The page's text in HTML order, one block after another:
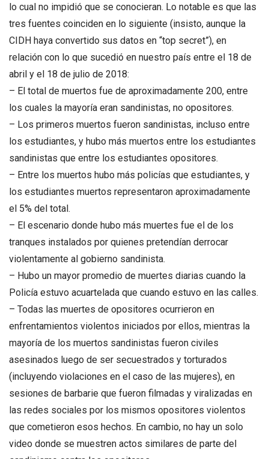
lo cual no impidió que se conocieran. Lo notable es que las
tres fuentes coinciden en lo siguiente (insisto, aunque la
CIDH haya convertido sus datos en “top secret”), en
relación con lo que sucedió en nuestro país entre el 18 de
abril y el 18 de julio de 2018:
– El total de muertos fue de aproximadamente 200, entre
los cuales la mayoría eran sandinistas, no opositores.
– Los primeros muertos fueron sandinistas, incluso entre
los estudiantes, y hubo más muertos entre los estudiantes
sandinistas que entre los estudiantes opositores.
– Entre los muertos hubo más policías que estudiantes, y
los estudiantes muertos representaron aproximadamente
el 5% del total.
– El escenario donde hubo más muertes fue el de los
tranques instalados por quienes pretendían derrocar
violentamente al gobierno sandinista.
– Hubo un mayor promedio de muertes diarias cuando la
Policía estuvo acuartelada que cuando estuvo en las calles.
– Todas las muertes de opositores ocurrieron en
enfrentamientos violentos iniciados por ellos, mientras la
mayoría de los muertos sandinistas fueron civiles
asesinados luego de ser secuestrados y torturados
(incluyendo violaciones en el caso de las mujeres), en
sesiones de barbarie que fueron filmadas y viralizadas en
las redes sociales por los mismos opositores violentos
que cometieron esos hechos. En cambio, no hay un solo
video donde se muestren actos similares de parte del